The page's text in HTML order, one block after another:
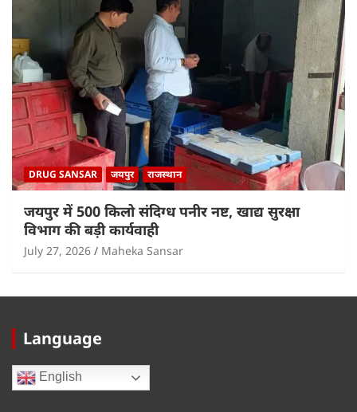
DRUG SANSAR जयपुर राजस्थान
जयपुर में 500 किलो संदिग्ध पनीर नष्ट, खाद्य सुरक्षा
विभाग की बड़ी कार्यवाही
July 27, 2026 Maheka Sansar
Language
English